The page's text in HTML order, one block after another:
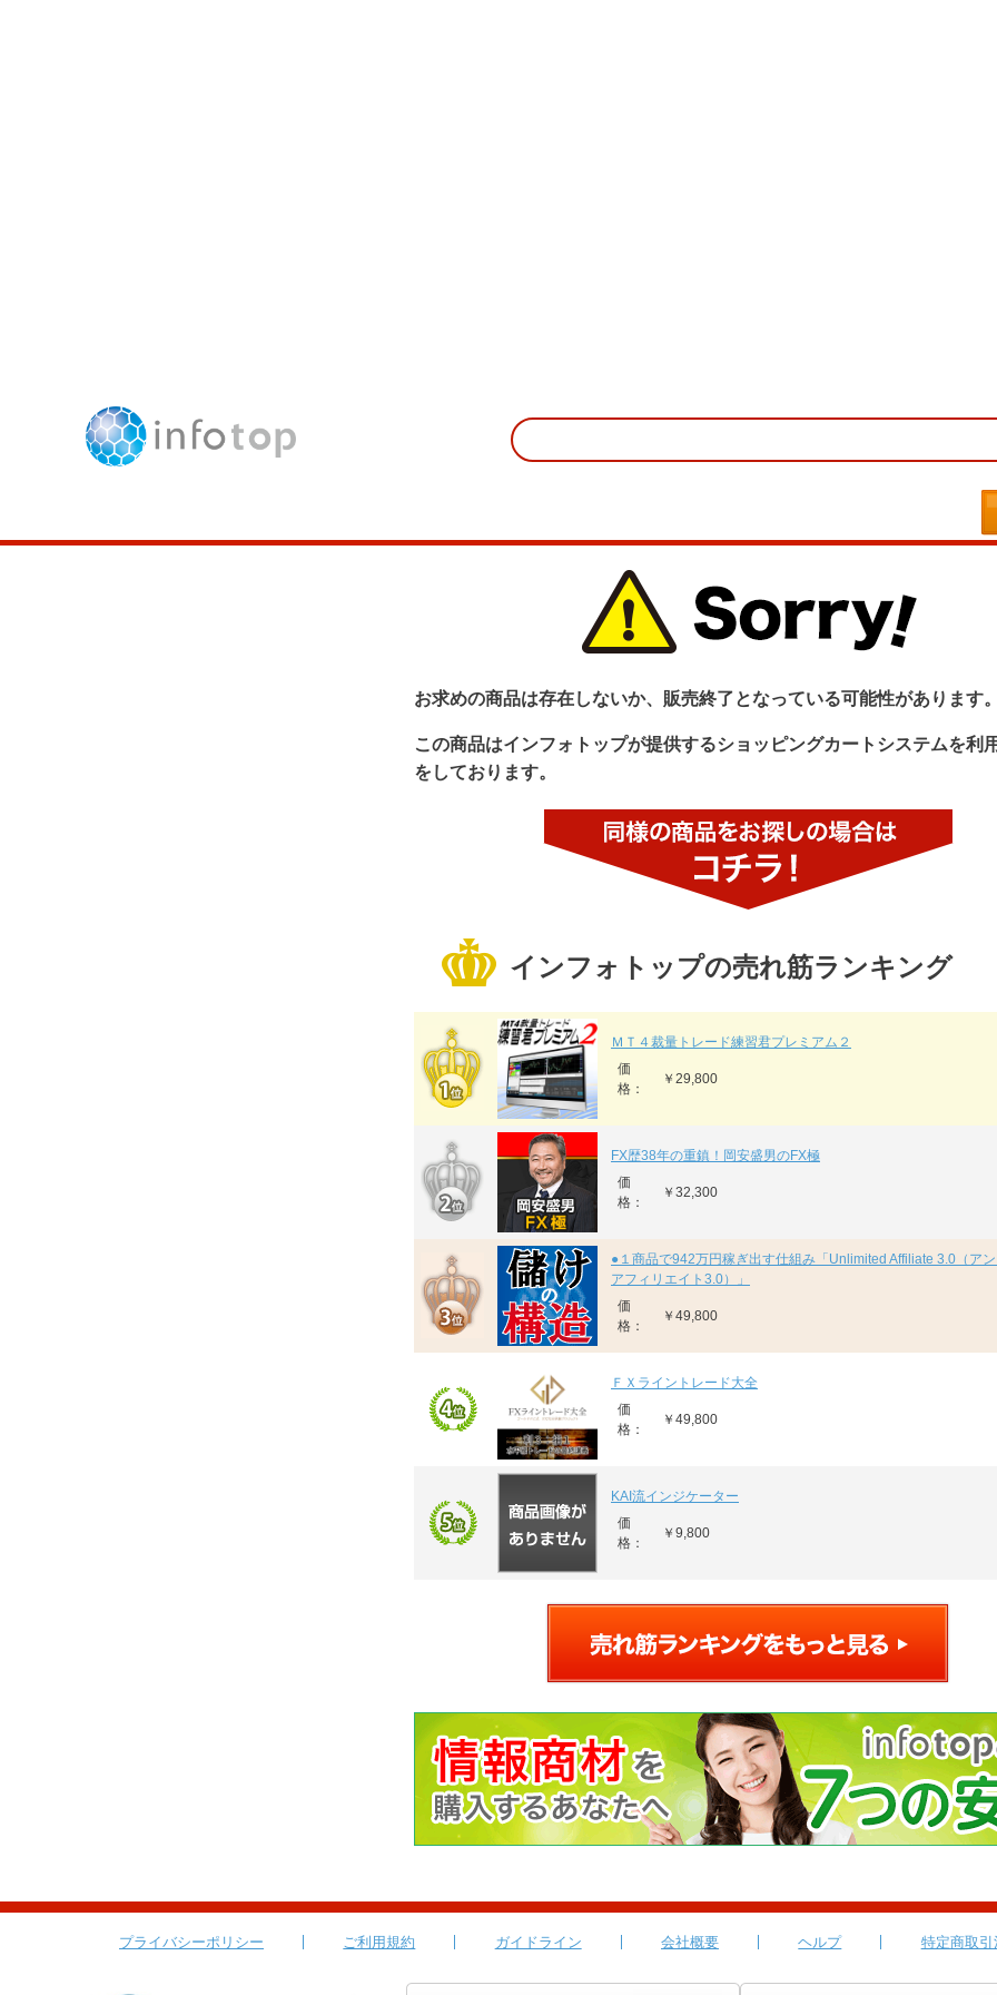
お求めの商品は存在しないか、販売終了となっている可能性があります。
この商品はインフォトップが提供するショッピングカートシステムを利
をしております。
インフォトップの売れ筋ランキング
ＭＴ４裁量トレード練習君プレミアム２
価
格：
￥29,800
FX歴38年の重鎮！岡安盛男のFX極
価
格：
￥32,300
●１商品で942万円稼ぎ出す仕組み「Unlimited Affiliate 3.0（ア
アフィリエイト3.0）」
価
格：
￥49,800
ＦＸライントレード大全
価
格：
￥49,800
KAI流インジケーター
価
格：
￥9,800
プライバシーポリシー ご利用規約 ガイドライン 会社概要 ヘルプ 特定商取